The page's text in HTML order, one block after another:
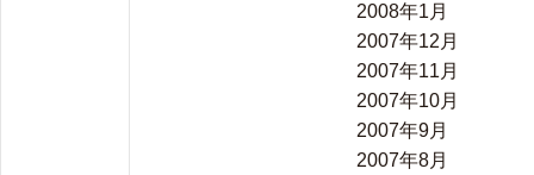
2008年1月
2007年12月
2007年11月
2007年10月
2007年9月
2007年8月